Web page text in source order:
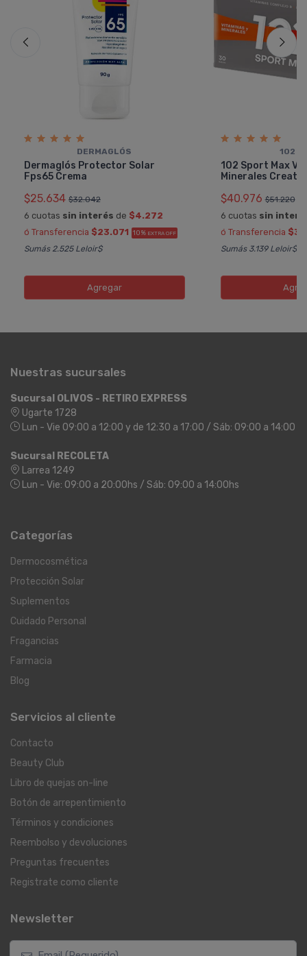
DERMAGLÓS
Dermaglós Protector Solar
Fps65 Crema
$25.634 $32.042
6 cuotas sin interés de $4.272
ó Transferencia $23.071 10% EXTRA OFF
Sumás 2.525 Leloir$
Agregar
102
102 Sport Max
Minerales
$40.976 $51.220
6 cuotas sin
ó Transferencia
Sumás 3.139 Leloir$
Nuestras sucursales
Sucursal OLIVOS - RETIRO EXPRESS
Ugarte 1728
Lun - Vie 09:00 a 12:00 y de 12:30 a 17:00 / Sáb: 09:00 a 14:00
Sucursal RECOLETA
Larrea 1249
Lun - Vie: 09:00 a 20:00hs / Sáb: 09:00 a 14:00hs
Categorías
Dermocosmética
Protección Solar
Suplementos
Cuidado Personal
Fragancias
Farmacia
Blog
Servicios al cliente
Contacto
Beauty Club
Libro de quejas on-line
Botón de arrepentimiento
Términos y condiciones
Reembolso y devoluciones
Preguntas frecuentes
Registrate como cliente
Newsletter